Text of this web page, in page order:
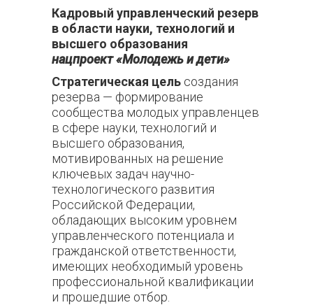
Кадровый управленческий резерв
в области науки, технологий и
высшего образования
нацпроект «Молодежь и дети»
Стратегическая цель создания
резерва — формирование
сообщества молодых управленцев
в сфере науки, технологий и
высшего образования,
мотивированных на решение
ключевых задач научно-
технологического развития
Российской Федерации,
обладающих высоким уровнем
управленческого потенциала и
гражданской ответственности,
имеющих необходимый уровень
профессиональной квалификации
и прошедшие отбор.